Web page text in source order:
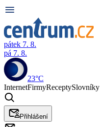
pátek 7. 8.
pá 7. 8.
23°C
InternetFirmyReceptySlovníky
Přihlášení